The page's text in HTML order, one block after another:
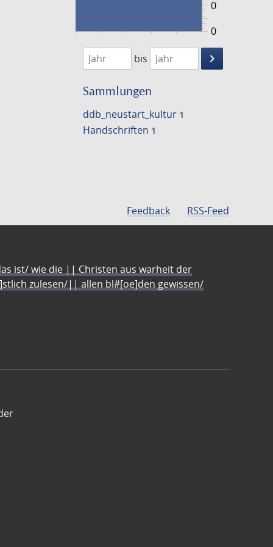
0
0
1474
1475
bis
keyboard_arrow_right
Suche
Sammlungen
ddb_neustart_kultur 1
Handschriften 1
Feedback RSS-Feed
ist/ wie die || Christen aus warheit der
zulesen/|| allen bl#[oe]den gewissen/